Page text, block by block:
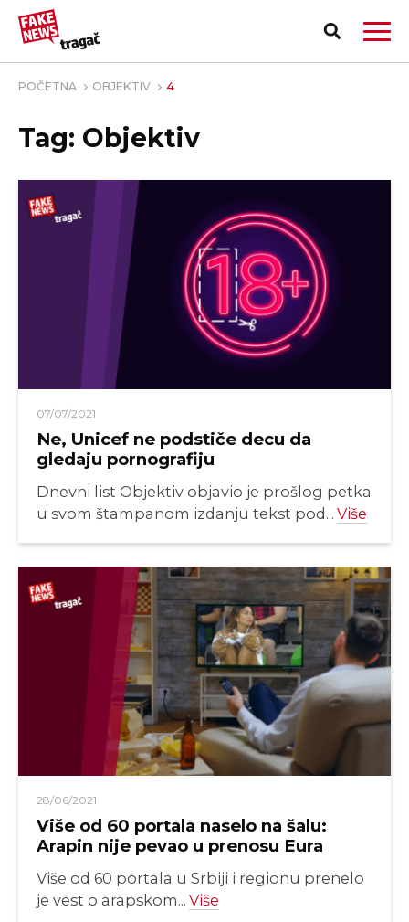
PRIJAVI LAŽNU VEST!
POČETNA OBJEKTIV 4
Tag: Objektiv
07/07/2021
Ne, Unicef ne podstiče decu da
gledaju pornografiju
Dnevni list Objektiv objavio je prošlog petka
u svom štampanom izdanju tekst pod... Više
28/06/2021
Više od 60 portala naselo na šalu:
Arapin nije pevao u prenosu Eura
Više od 60 portala u Srbiji i regionu prenelo
je vest o arapskom... Više